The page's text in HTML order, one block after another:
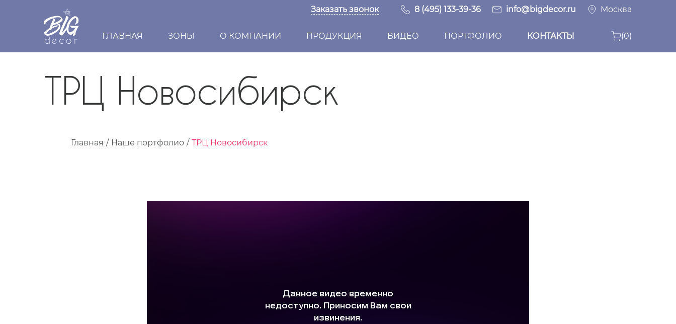
Заказать звонок 8 (495) 133-39-36 info@bigdecor.ru Москва
ГЛАВНАЯ ЗОНЫ О КОМПАНИИ ПРОДУКЦИЯ ВИДЕО ПОРТФОЛИО КОНТАКТЫ (0)
ТРЦ Новосибирск
Главная Наше портфолио ТРЦ Новосибирск